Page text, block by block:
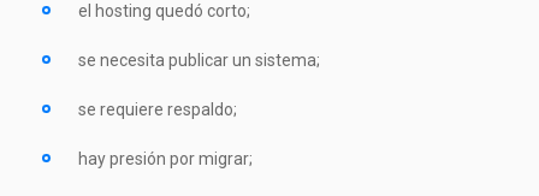
el hosting quedó corto;
se necesita publicar un sistema;
se requiere respaldo;
hay presión por migrar;